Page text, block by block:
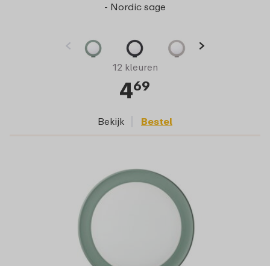
- Nordic sage
12 kleuren
469
Bekijk Bestel